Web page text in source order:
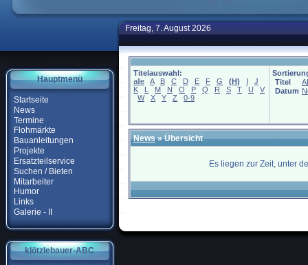
Hauptmenü
Startseite
News
Termine
Flohmärkte
Bauanleitungen
Projekte
Ersatzteilservice
Suchen / Bieten
Mitarbeiter
Humor
Links
Galerie - II
klötzlebauer-ABC
Freitag, 7. August 2026
Titelauswahl:
alle
A B C D E F G (H) I
J
K
L M N O P Q R S T U
V
W
X Y Z 0-9
Titel
Datum
News» Übersicht
Es liegen zur Zeit, unter